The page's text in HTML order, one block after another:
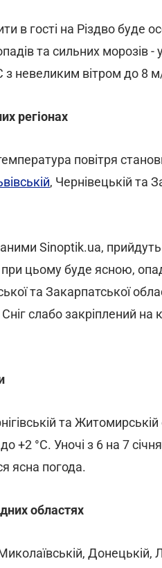
в гості на Різдво
та сильних морозів -
з невеликим вітром до 8
регіонах
повітря
, Чернівецькій та
Sinoptik.ua, прийдуть
цьому буде ясною,
та Закарпатської
слабо закріплений
та
+2 °С. Уночі з 6 на 7
ясна погода.
областях
Донецькій,